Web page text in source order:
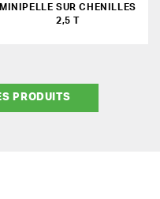
MINIPELLE SUR CHENILLES
2,5 T
PRODUITS